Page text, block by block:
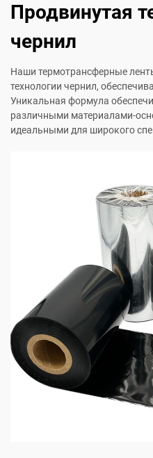
Продвинутая
чернил
Наши термотрансферные
технологии чернил,
Уникальная формула
различными материалами-
идеальными для широкого